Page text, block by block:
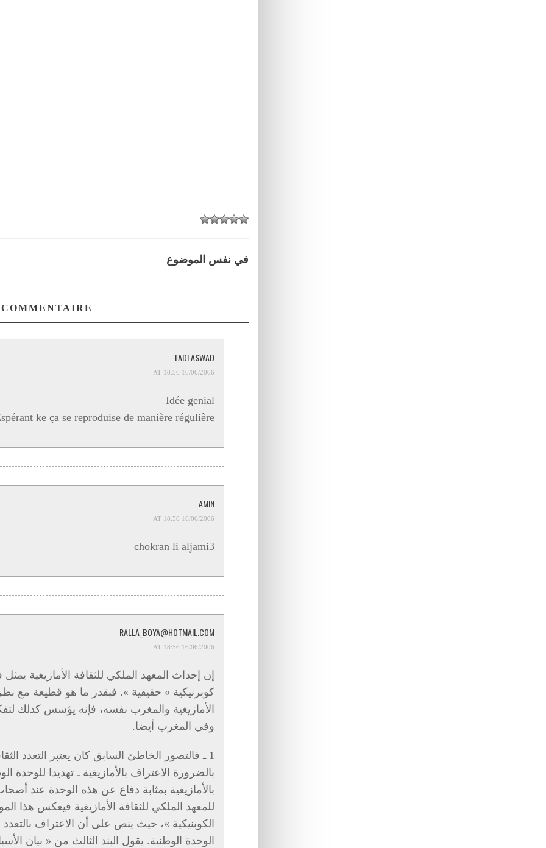
في نفس الموضوع
FADI ASWAD
16/06/2006 AT 18:56
Idée genial
ke ça se reproduise de manière régulière …
AMIN
16/06/2006 AT 18:56
chokran li aljami3
RALLA_BOYA@HOTMAIL.COM
16/06/2006 AT 18:56
إن إحداث المعهد الملكي للثقافة الأمازيغية
كوبرنيكية » حقيقية ». فبقدر ما هو قطيعة
الأمازيغية والمغرب نفسه، فإنه يؤسس كذلك
وفي المغرب أيضا.
1 ـ فالتصور الخاطئ السابق كان يعتبر التعدد
بالضرورة الاعتراف بالأمازيغية ـ تهديدا
بالأمازيغية بمثابة دفاع عن هذه الوحدة عند
للمعهد الملكي للثقافة الأمازيغية فيعكس هذا
الكوبنيكية »، حيث ينص على أن الاعتراف
الوحدة الوطنية. يقول البند الثالث من « بيان